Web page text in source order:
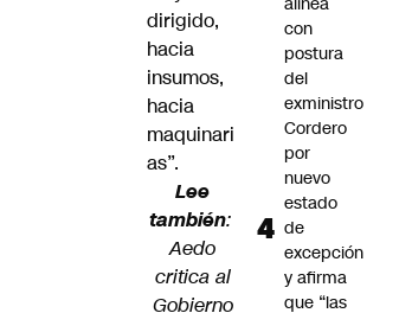
dirigido,
hacia
insumos,
hacia
maquinari
as”.
Lee
también:
Aedo
critica al
Gobierno
con
postura
del
exministro
Cordero
por
nuevo
estado
de
excepción
y afirma
que “las